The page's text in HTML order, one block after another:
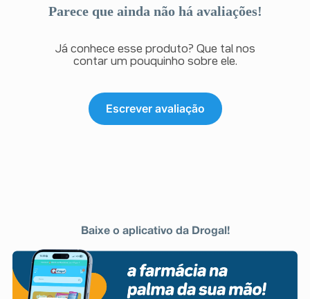
Parece que ainda não há avaliações!
Já conhece esse produto? Que tal nos
contar um pouquinho sobre ele.
Escrever avaliação
Baixe o aplicativo da Drogal!